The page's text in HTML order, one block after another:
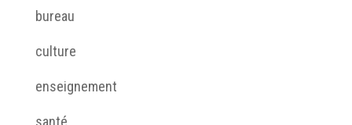
bureau
culture
enseignement